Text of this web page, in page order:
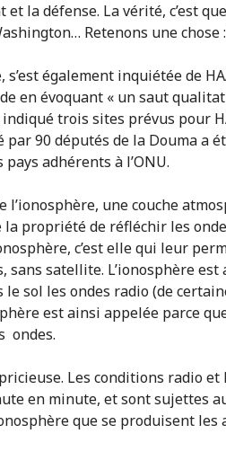
la défense. La vérité, c’est
Retenons une chose :
également inquiétée de
en évoquant « un saut
trois sites prévus pour
90 députés de la Douma a
adhérents à l’ONU.
l’ionosphère, une couche
la propriété de réfléchir les
c’est elle qui leur
satellite. L’ionosphère
sol les ondes radio (de
est ainsi appelée parce
ondes.
Les conditions radio
en minute, et sont sujettes
que se produisent